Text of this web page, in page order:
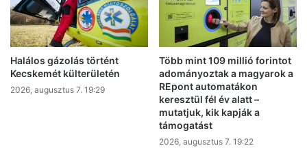
Halálos gázolás történt
Kecskemét külterületén
2026, augusztus 7. 19:29
Több mint 109 millió forintot
adományoztak a magyarok a
REpont automatákon
keresztül fél év alatt –
mutatjuk, kik kapják a
támogatást
2026, augusztus 7. 19:22